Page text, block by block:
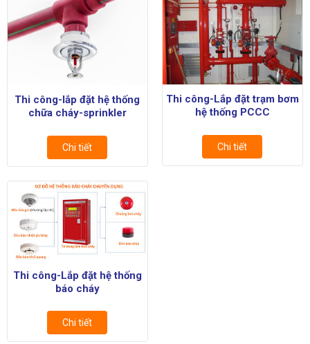
Thi công-lắp đặt hệ thống
chữa cháy-sprinkler
Chi tiết
Thi công-Lắp đặt trạm bơm
hệ thống PCCC
Chi tiết
Thi công-Lắp đặt hệ thống
báo cháy
Chi tiết